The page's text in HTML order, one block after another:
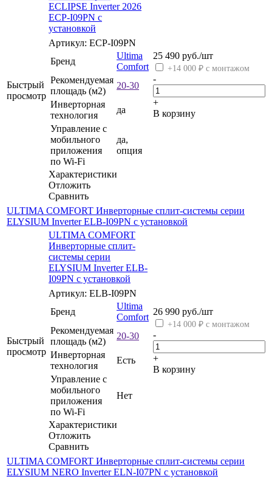
Быстрый
просмотр
ECLIPSE Inverter 2026
ECP-I09PN с
установкой
Артикул: ECP-I09PN
Бренд
Ultima
Comfort
Рекомендуемая
площадь (м2)
20-30
Инверторная
технология
да
Управление c
мобильного
приложения
по Wi-Fi
да,
опция
Характеристики
Отложить
Сравнить
25 490 руб./шт
+14 000 ₽ с монтажом
-
+
В корзину
ULTIMA COMFORT Инверторные сплит-системы серии
ELYSIUM Inverter ELB-I09PN с установкой
Быстрый
просмотр
ULTIMA COMFORT
Инверторные сплит-
системы серии
ELYSIUM Inverter ELB-
I09PN с установкой
Артикул: ELB-I09PN
Бренд
Ultima
Comfort
Рекомендуемая
площадь (м2)
20-30
Инверторная
технология
Есть
Управление c
мобильного
приложения
по Wi-Fi
Нет
Характеристики
Отложить
Сравнить
26 990 руб./шт
+14 000 ₽ с монтажом
-
+
В корзину
ULTIMA COMFORT Инверторные сплит-системы серии
ELYSIUM NERO Inverter ELN-I07PN с установкой